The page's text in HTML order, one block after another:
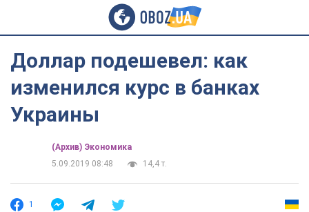
Доллар подешевел: как
изменился курс в банках
Украины
(Архив) Экономика
5.09.2019 08:48
14,4 т.
1